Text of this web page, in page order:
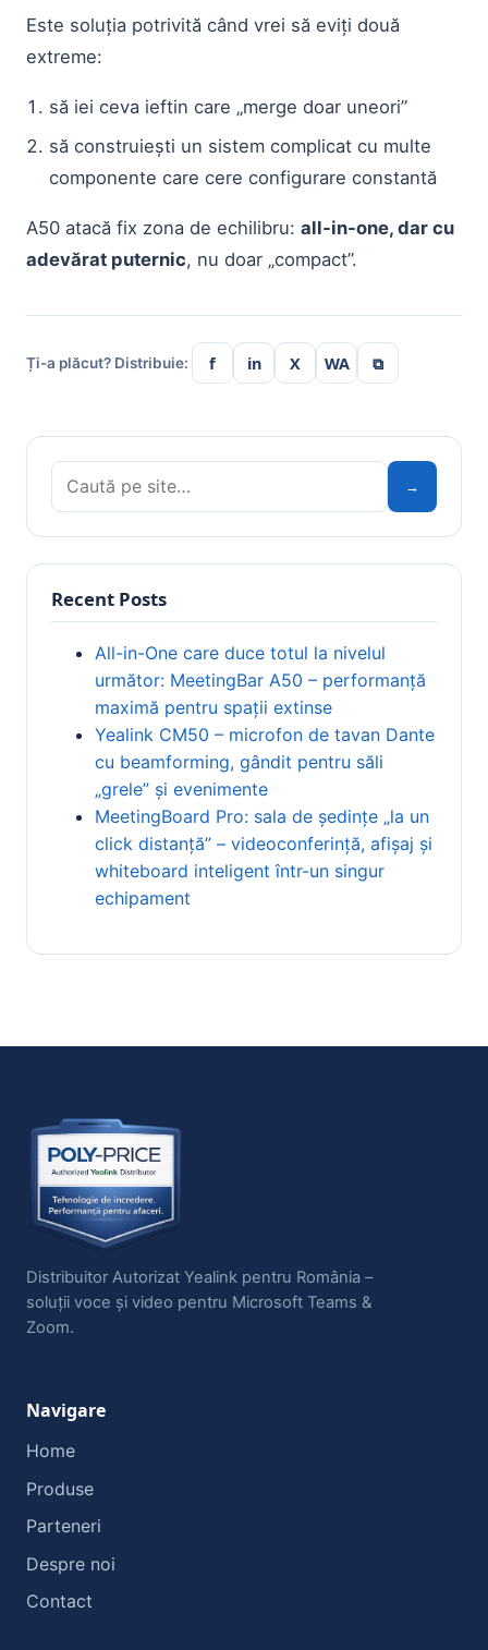
Este soluția potrivită când vrei să eviți două
extreme:
să iei ceva ieftin care „merge doar uneori”
să construiești un sistem complicat cu multe
componente care cere configurare constantă
A50 atacă fix zona de echilibru: all-in-one, dar cu
adevărat puternic, nu doar „compact”.
Ți-a plăcut? Distribuie: f in X WA ⧉
Caută:
→
Recent Posts
All-in-One care duce totul la nivelul
următor: MeetingBar A50 – performanță
maximă pentru spații extinse
Yealink CM50 – microfon de tavan Dante
cu beamforming, gândit pentru săli
„grele” și evenimente
MeetingBoard Pro: sala de ședințe „la un
click distanță” – videoconferință, afișaj și
whiteboard inteligent într-un singur
echipament
Distribuitor Autorizat Yealink pentru România –
soluții voce și video pentru Microsoft Teams &
Zoom.
Navigare
Home
Produse
Parteneri
Despre noi
Contact